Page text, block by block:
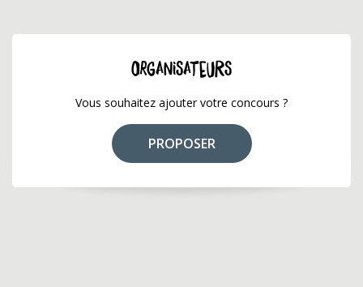
ORGANISATEURS
Vous souhaitez ajouter votre concours ?
PROPOSER